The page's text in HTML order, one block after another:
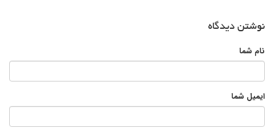
نوشتن دیدگاه
نام شما
ایمیل شما